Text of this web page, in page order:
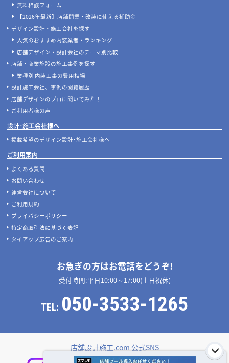
無料相談フォーム
【2026年最新】店舗開業・改装に使える補助金
デザイン設計・施工会社を探す
人気のおすすめ内装業者・ランキング
店舗デザイン・設計会社のテーマ別比較
店舗・商業施設の施工事例を探す
業種別 内装工事の費用相場
設計施工会社、事例の閲覧履歴
店舗デザインのプロに聞いてみた！
ご利用者様の声
設計･施工会社様へ
掲載希望のデザイン設計･施工会社様へ
ご利用案内
よくある質問
お問い合わせ
運営会社について
ご利用規約
プライバシーポリシー
特定商取引法に基づく表記
タイアップ広告のご案内
お急ぎの方はお電話をどうぞ!
受付時間:平日10:00～17:00(土日祝休)
TEL: 050-3533-1265
店舗設計施工.com 公式SNS